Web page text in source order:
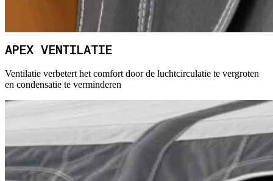
APEX VENTILATIE
Ventilatie verbetert het comfort door de luchtcirculatie te vergroten
en condensatie te verminderen